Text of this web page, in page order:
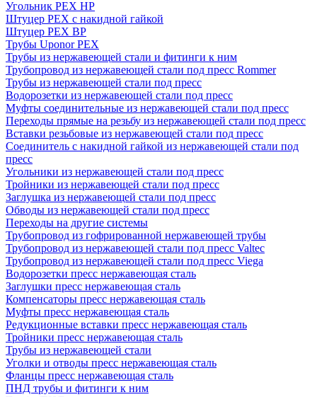
Угольник PEX НР
Штуцер PEX c накидной гайкой
Штуцер PEX ВР
Трубы Uponor PEX
Трубы из нержавеющей стали и фитинги к ним
Трубопровод из нержавеющей стали под пресс Rommer
Трубы из нержавеющей стали под пресс
Водорозетки из нержавеющей стали под пресс
Муфты соединительные из нержавеющей стали под пресс
Переходы прямые на резьбу из нержавеющей стали под пресс
Вставки резьбовые из нержавеющей стали под пресс
Соединитель с накидной гайкой из нержавеющей стали под
пресс
Угольники из нержавеющей стали под пресс
Тройники из нержавеющей стали под пресс
Заглушка из нержавеющей стали под пресс
Обводы из нержавеющей стали под пресс
Переходы на другие системы
Трубопровод из гофрированной нержавеющей трубы
Трубопровод из нержавеющей стали под пресс Valtec
Трубопровод из нержавеющей стали под пресс Viega
Водорозетки пресс нержавеющая сталь
Заглушки пресс нержавеющая сталь
Компенсаторы пресс нержавеющая сталь
Муфты пресс нержавеющая сталь
Редукционные вставки пресс нержавеющая сталь
Тройники пресс нержавеющая сталь
Трубы из нержавеющей стали
Уголки и отводы пресс нержавеющая сталь
Фланцы пресс нержавеющая сталь
ПНД трубы и фитинги к ним